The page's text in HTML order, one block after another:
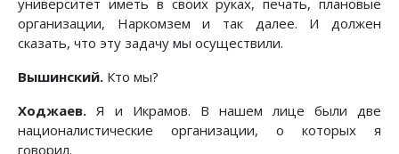
университет иметь в своих руках, печать, плановые
организации, Наркомзем и так далее. И должен
сказать, что эту задачу мы осуществили.
Вышинский. Кто мы?
Ходжаев. Я и Икрамов. В нашем лице были две
националистические организации, о которых я
говорил.